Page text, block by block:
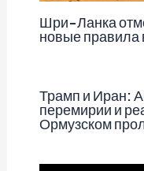
Шри-Ланка
новые правила
Трамп и Иран:
перемирии и
Ормузском